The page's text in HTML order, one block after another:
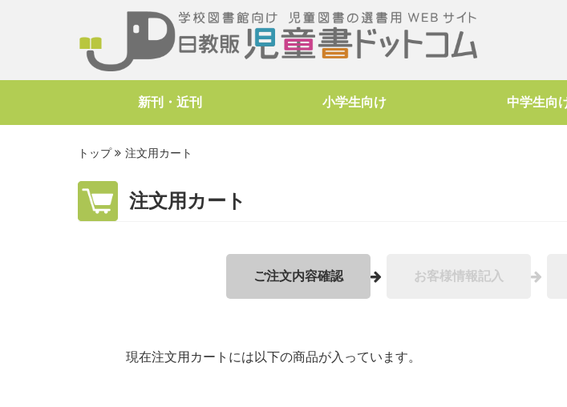
新刊・近刊 小学生向け 中学生向
トップ 注文用カート
注文用カート
ご注文内容確認 お客様情報記入
現在注文用カートには以下の商品が入っています。